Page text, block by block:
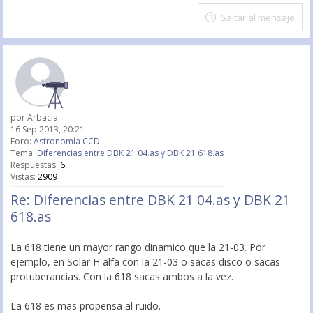
Saltar al mensaje
porArbacia
16 Sep 2013, 20:21
Foro: Astronomía CCD
Tema: Diferencias entre DBK 21 04.as y DBK 21 618.as
Respuestas: 6
Vistas: 2909
Re: Diferencias entre DBK 21 04.as y DBK 21
618.as
La 618 tiene un mayor rango dinamico que la 21-03. Por
ejemplo, en Solar H alfa con la 21-03 o sacas disco o sacas
protuberancias. Con la 618 sacas ambos a la vez.
La 618 es mas propensa al ruido.